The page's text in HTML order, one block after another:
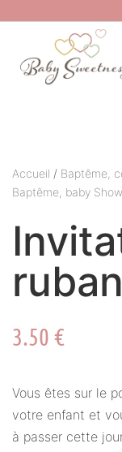
Accueil / Baptême,
Baptême, baby
ruban
3.50 €
Vous êtes sur le
votre enfant et
à passer cette